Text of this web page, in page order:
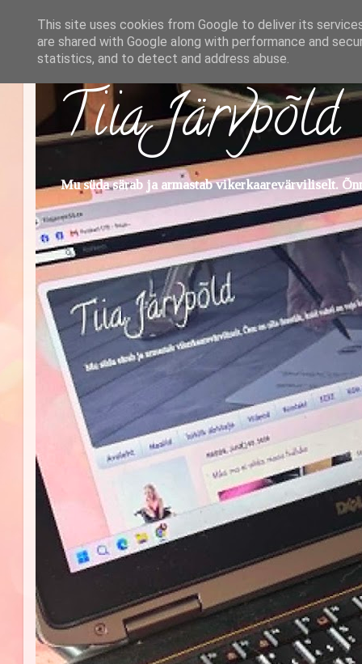
Tiia Järvpõld
Mu süda särab ja armastab vikerkaarevärviliselt.
This site uses cookies from Google to deliver its
are shared with Google along with performance and
statistics, and to detect and address abuse.